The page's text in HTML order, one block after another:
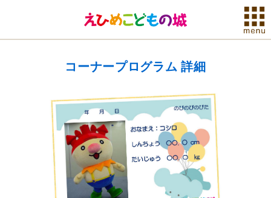
コーナープログラム 詳細